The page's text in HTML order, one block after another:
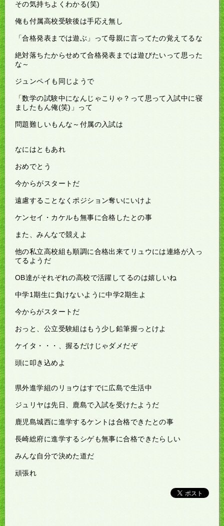
その気持ちよくわかる(笑)
俺も付属高校受験後は手応え無し
「合格発表までは遊ぶ」って母親に言ってたの覚えてるな
絶対落ちたからせめて合格発表までは遊びたいって思った
な～
ジュンペイも同じようで
「数学の試験中になんじゃこりゃ？って思って入試中に寝
ましたもん俺(笑)」って
問題難しいもんな～付属の入試は
なにはともあれ
おめでとう
今からがスタートだ
遠慮することなくポジション奪いにいけよ
ケンセイ・カケルも無事に合格したとの事
また、みんなで競えよ
他の私立高校組も順調に合格出来てリュウには連絡が入っ
てるようだ
OB達がそれぞれの高校で活躍してるのは嬉しいね
中学1期生に負けないように中学2期生よ
今からがスタートだ
おっと、公立受験組はもう少し鉛筆握っとけよ
ケイタ・・・、握るだけじゃダメだぞ
頭に叩き込めよ
県外進学組のリョウはすでに広島で生活中
ジュリヤは先日、鹿島で入試を受けたようだ
鹿児島城西に進学するケントは合格できたとの事
長崎総府に進学するシゲも無事に合格できたらしい
みんな自分で決めた道だ
頑張れ